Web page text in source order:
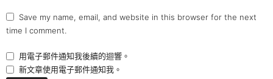
Save my name, email, and website in this browser for the next
time I comment.
用電子郵件通知我後續的迴響。
新文章使用電子郵件通知我。